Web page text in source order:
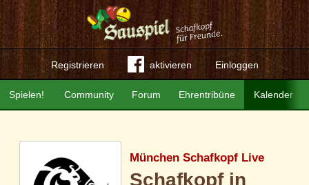
Registrieren aktivieren Einloggen
Community Forum Ehrentribüne Kalender
Spielen!
München Schafkopf Live
Schafkopf in